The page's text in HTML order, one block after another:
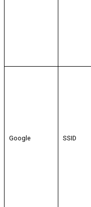
Google SSID